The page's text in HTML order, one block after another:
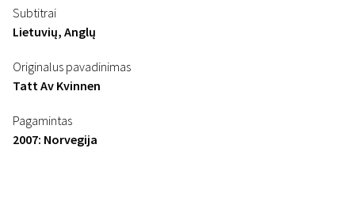
Subtitrai
Lietuvių, Anglų
Originalus pavadinimas
Tatt Av Kvinnen
Pagamintas
2007: Norvegija